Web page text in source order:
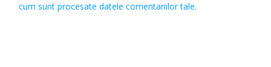
cum sunt procesate datele comentariilor tale.